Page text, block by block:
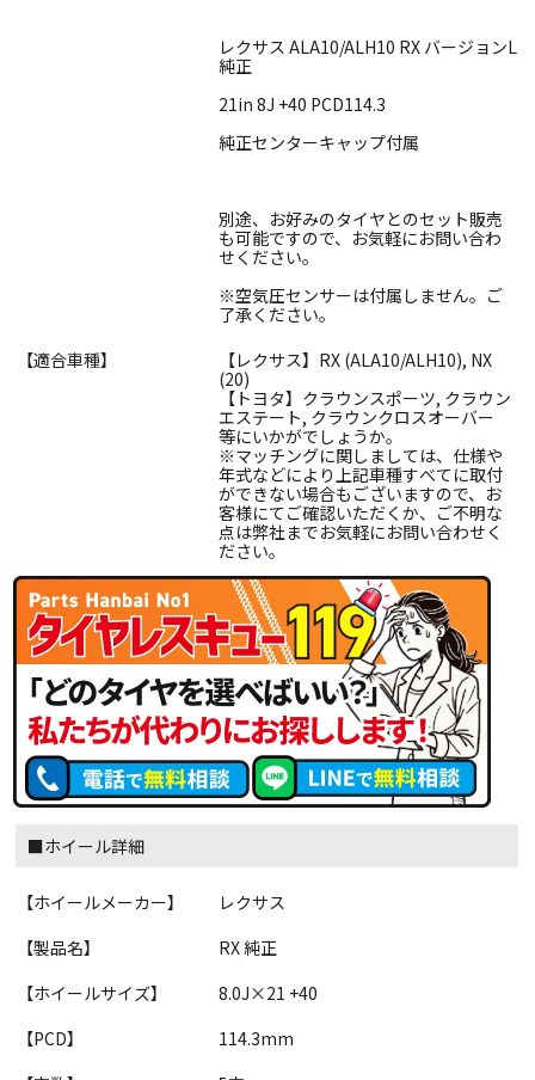
レクサス ALA10/ALH10 RX バージョンL
純正
21in 8J +40 PCD114.3
純正センターキャップ付属
別途、お好みのタイヤとのセット販売
も可能ですので、お気軽にお問い合わ
せください。
※空気圧センサーは付属しません。ご
了承ください。
【適合車種】
【レクサス】RX (ALA10/ALH10), NX
(20)
【トヨタ】クラウンスポーツ, クラウン
エステート, クラウンクロスオーバー
等にいかがでしょうか。
※マッチングに関しましては、仕様や
年式などにより上記車種すべてに取付
ができない場合もございますので、お
客様にてご確認いただくか、ご不明な
点は弊社までお気軽にお問い合わせく
ださい。
■ホイール詳細
【ホイールメーカー】
レクサス
【製品名】
RX 純正
【ホイールサイズ】
8.0J×21 +40
【PCD】
114.3mm